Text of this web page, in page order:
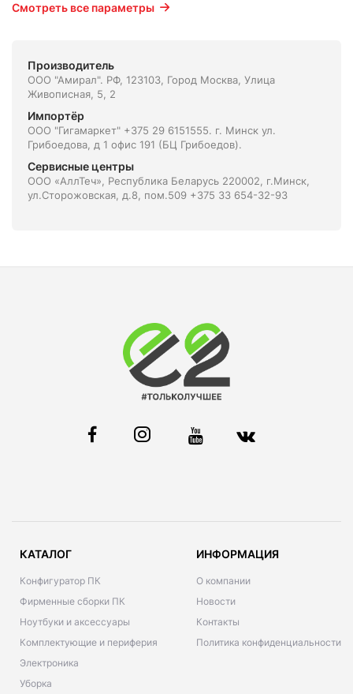
Смотреть все параметры
Производитель
ООО "Амирал". РФ, 123103, Город Москва, Улица
Живописная, 5, 2
Импортёр
ООО "Гигамаркет" +375 29 6151555. г. Минск ул.
Грибоедова, д 1 офис 191 (БЦ Грибоедов).
Сервисные центры
ООО «АллТеч», Республика Беларусь 220002, г.Минск,
ул.Сторожовская, д.8, пом.509 +375 33 654-32-93
КАТАЛОГ
Конфигуратор ПК
Фирменные сборки ПК
Ноутбуки и аксессуары
Комплектующие и периферия
Электроника
Уборка
ИНФОРМАЦИЯ
О компании
Новости
Контакты
Политика конфиденциальности